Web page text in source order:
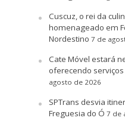
Cuscuz, o rei da
homenageado em
Nordestino 7 de
Cate Móvel estará
oferecendo
agosto de 2026
SPTrans desvia
Freguesia do Ó 7 de